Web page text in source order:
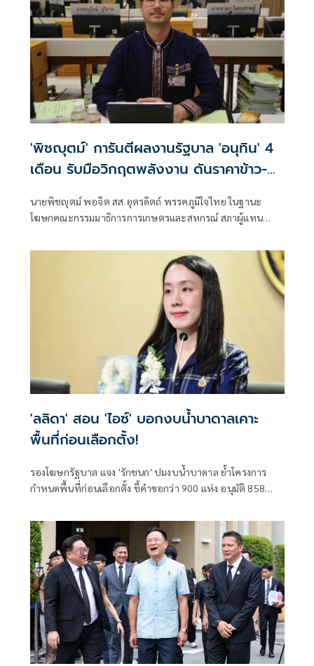
'พิชญุตม์' การันตีผลงานรัฐบาล 'อนุทิน' 4
เดือน รับมือวิกฤตพลังงาน ดันราคาข้าว-
ช่วยลดต้นทุน-ขยายตลาดโลก
นายพิชญุตม์ พอจิต สส.อุตรดิตถ์ พรรคภูมิใจไทย ในฐานะ
โฆษกคณะกรรมมาธิการการเกษตรและสหกรณ์ สภาผู้แทน
รัฐบาลภายใต้การนำของนายอนุทิน ชาญวีรกูล นายกรัฐมนตรี
เข้าบริหารประเทศ 4 เดือน สามารถรับมือกับวิกฤตพลังงาน
และสงครามตะวันออกกลางได้ดี ส่งผลให้ราคาสินค้าเกษตร
'ลลิดา' สอน 'ไอซ์' บอกงบน้ำบาดาลเคาะ
พื้นที่ก่อนเลือกตั้ง!
รองโฆษกรัฐบาล แจง 'รักชนก' ปมงบน้ำบาดาล ย้ำโครงการ
กำหนดพื้นที่ก่อนเลือกตั้ง ชี้คำขอกว่า 900 แห่ง อนุมัติ 858